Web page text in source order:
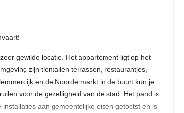
gewilde locatie. Het appartement ligt op het
zijn tientallen terrassen, restaurantjes,
en de Noordermarkt in de buurt kun je
voor de gezelligheid van de stad. Het pand is
aan gemeentelijke eisen getoetst en is